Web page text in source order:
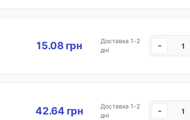
15.08 грн
Доставка 1-2
дні
-
42.64 грн
Доставка 1-2
дні
-